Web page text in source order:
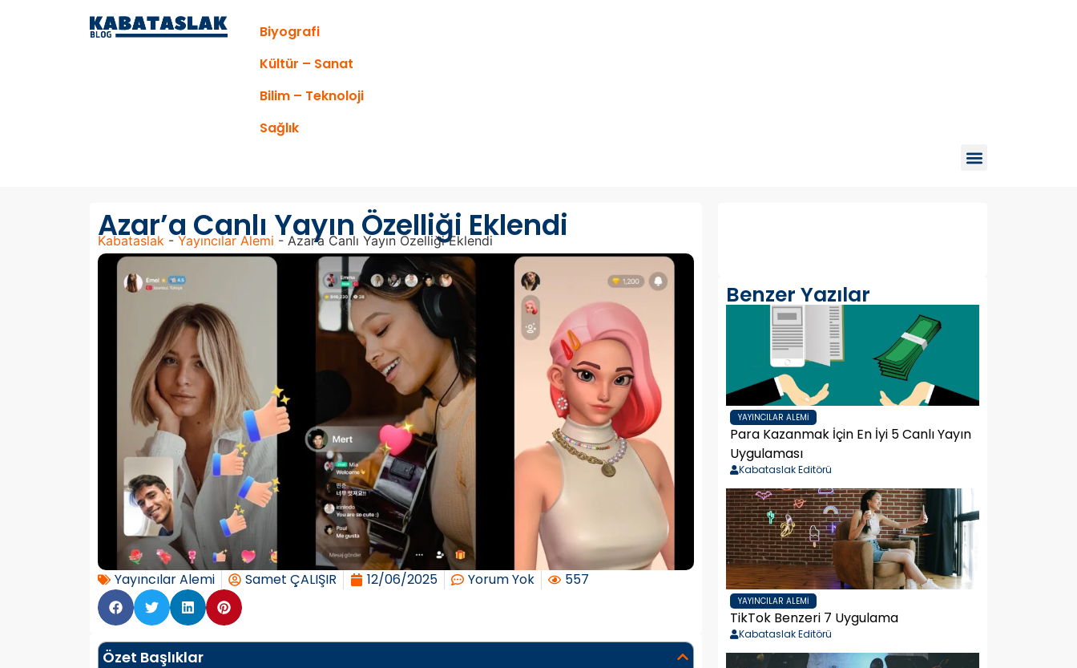
Biyografi
Kültür – Sanat
Bilim – Teknoloji
Sağlık
Azar’a Canlı Yayın Özelliği Eklendi
Kabataslak - Yayıncılar Alemi - Azar’a Canlı Yayın Özelliği Eklendi
Yayıncılar Alemi Samet ÇALIŞIR 12/06/2025 Yorum Yok 557
Özet Başlıklar
Benzer Yazılar
YAYINCILAR ALEMI
Para Kazanmak İçin En İyi 5 Canlı Yayın
Uygulaması
Kabataslak Editörü
YAYINCILAR ALEMI
TikTok Benzeri 7 Uygulama
Kabataslak Editörü